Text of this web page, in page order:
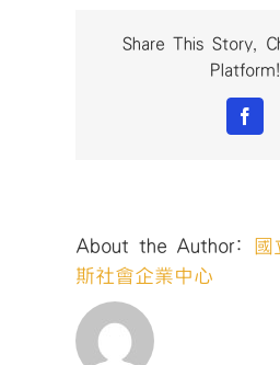
Share This Story,
Platform!
About the Author:
斯社會企業中心